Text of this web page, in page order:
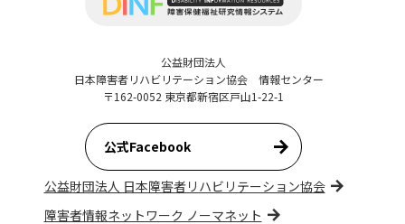
公益財団法人
日本障害者リハビリテーション協会 情報センター
〒162-0052 東京都新宿区戸山1-22-1
公式Facebook
公益財団法人 日本障害者リハビリテーション協会
障害者情報ネットワーク ノーマネット